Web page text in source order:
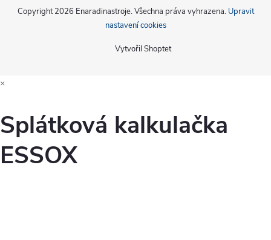
Vytvořil Shoptet
Copyright 2026 Enaradinastroje. Všechna práva vyhrazena. Upravit
nastavení cookies
×
Splátková kalkulačka
ESSOX